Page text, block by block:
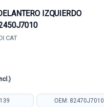
IZQUIERDO
CAT
OEM: 82470J7010